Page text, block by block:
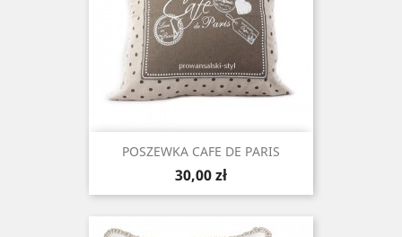
POSZEWKA CAFE DE PARIS
Cena
30,00 zł